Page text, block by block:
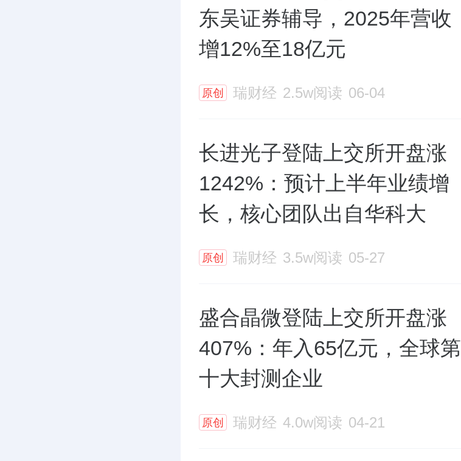
东吴证券辅导，2025年营收
增12%至18亿元
原创 瑞财经 2.5w阅读 06-04
长进光子登陆上交所开盘涨
1242%：预计上半年业绩增
长，核心团队出自华科大
原创 瑞财经 3.5w阅读 05-27
盛合晶微登陆上交所开盘涨
407%：年入65亿元，全球第
十大封测企业
原创 瑞财经 4.0w阅读 04-21